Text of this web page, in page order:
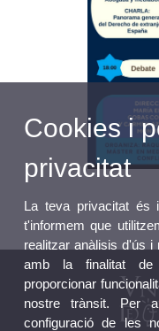
Cookies i
privacitat
La teva privacitat és
t'informem que
realitzar anàlisis d'ús
amb la finalitat de
proporcionar
nostre trànsit. Per
configuració de les